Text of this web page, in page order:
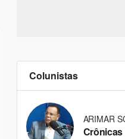
Colunistas
ARIMAR
Crônicas